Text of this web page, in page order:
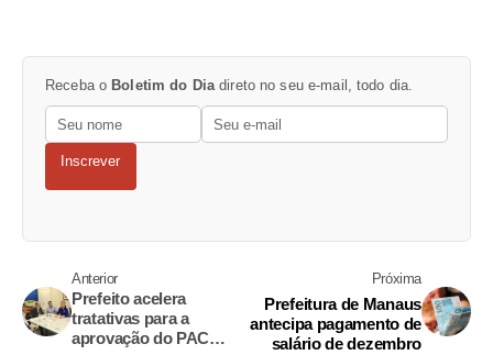
Receba o Boletim do Dia direto no seu e-mail, todo dia.
Inscrever
Anterior
Prefeito acelera
tratativas para a
aprovação do PAC
Próxima
Prefeitura de Manaus
antecipa pagamento de
salário de dezembro